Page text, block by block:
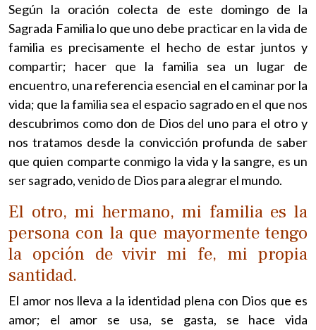
Según la oración colecta de este domingo de la
Sagrada Familia lo que uno debe practicar en la vida de
familia es precisamente el hecho de estar juntos y
compartir; hacer que la familia sea un lugar de
encuentro, una referencia esencial en el caminar por la
vida; que la familia sea el espacio sagrado en el que nos
descubrimos como don de Dios del uno para el otro y
nos tratamos desde la convicción profunda de saber
que quien comparte conmigo la vida y la sangre, es un
ser sagrado, venido de Dios para alegrar el mundo.
El otro, mi hermano, mi familia es la
persona con la que mayormente tengo
la opción de vivir mi fe, mi propia
santidad.
El amor nos lleva a la identidad plena con Dios que es
amor; el amor se usa, se gasta, se hace vida